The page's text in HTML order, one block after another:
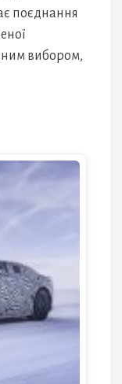
поєднання
вибором,